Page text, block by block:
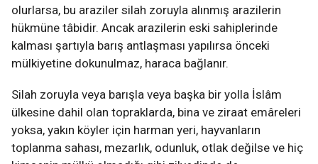
olurlarsa, bu araziler silah zoruyla alınmış arazilerin
hükmüne tâbidir. Ancak arazilerin eski sahiplerinde
kalması şartıyla barış antlaşması yapılırsa önceki
mülkiyetine dokunulmaz, haraca bağlanır.
Silah zoruyla veya barışla veya başka bir yolla İslâm
ülkesine dahil olan topraklarda, bina ve ziraat emâreleri
yoksa, yakın köyler için harman yeri, hayvanların
toplanma sahası, mezarlık, odunluk, otlak değilse ve hiç